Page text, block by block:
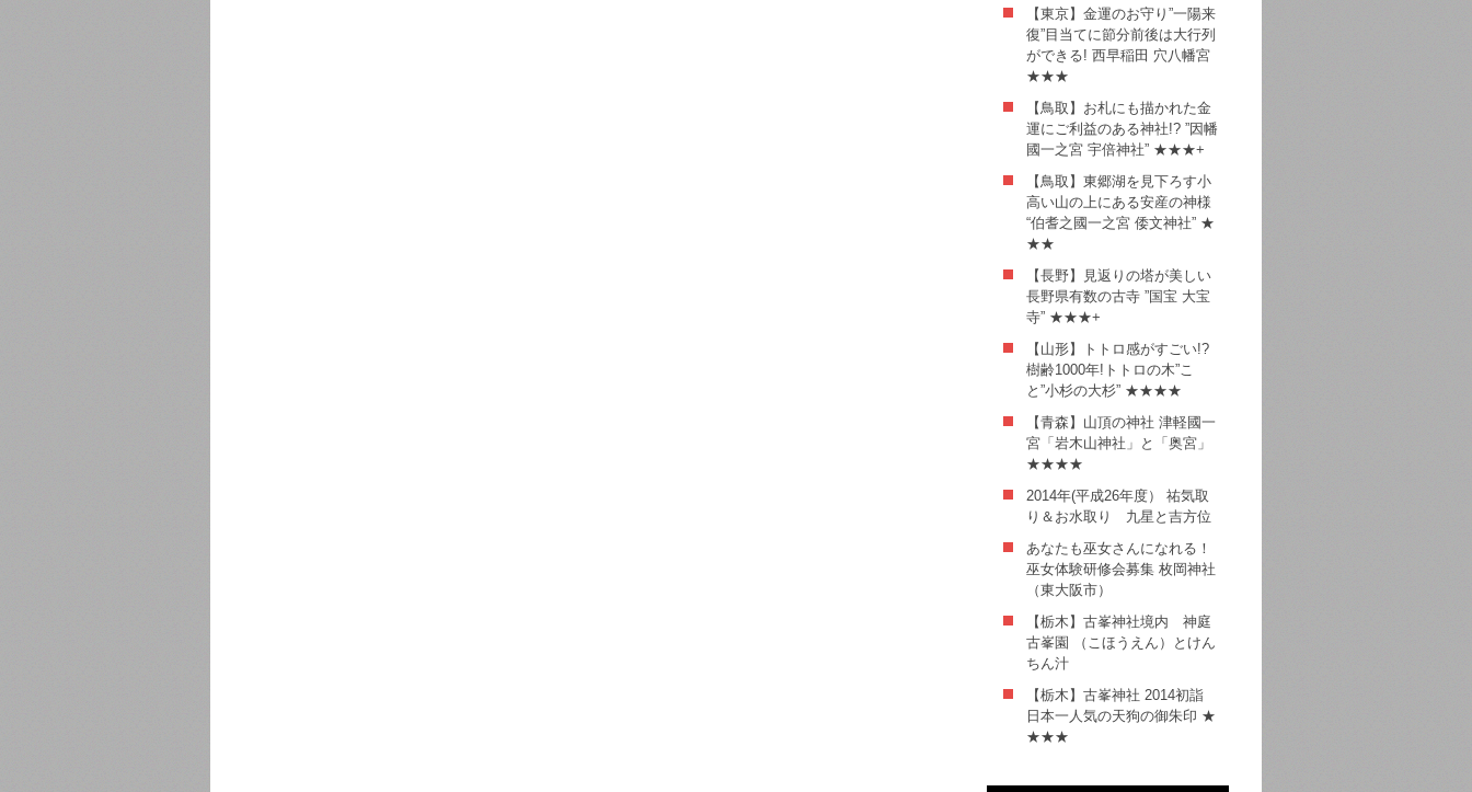
【東京】金運のお守り”一陽来
復”目当てに節分前後は大行列
ができる! 西早稲田 穴八幡宮
★★★
【鳥取】お札にも描かれた金
運にご利益のある神社!? ”因幡
國一之宮 宇倍神社” ★★★+
【鳥取】東郷湖を見下ろす小
高い山の上にある安産の神様
“伯耆之國一之宮 倭文神社” ★
★★
【長野】見返りの塔が美しい
長野県有数の古寺 ”国宝 大宝
寺” ★★★+
【山形】トトロ感がすごい!?
樹齢1000年!トトロの木”こ
と”小杉の大杉” ★★★★
【青森】山頂の神社 津軽國一
宮「岩木山神社」と「奥宮」
★★★★
2014年(平成26年度） 祐気取
り＆お水取り 九星と吉方位
あなたも巫女さんになれる！
巫女体験研修会募集 枚岡神社
（東大阪市）
【栃木】古峯神社境内 神庭
古峯園 （こほうえん）とけん
ちん汁
【栃木】古峯神社 2014初詣
日本一人気の天狗の御朱印 ★
★★★